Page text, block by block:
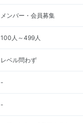
メンバー・会員募集
100人～499人
レベル問わず
-
-